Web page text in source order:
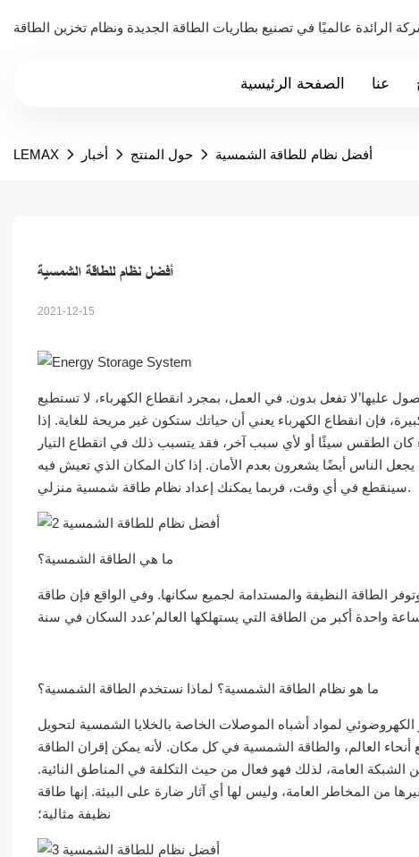
الصفحة الرئيسية عنا
LEMAX أخبار حول المنتج أفضل نظام للطاقة الشمسية
أفضل نظام للطاقة الشمسية
2021-12-15
عليها’لا تفعل بدون. في العمل، بمجرد انقطاع الكهرباء، لا تستطيع
فإن انقطاع الكهرباء يعني أن حياتك ستكون غير مريحة للغاية. إذا
كان الطقس سيئًا أو لأي سبب آخر، فقد يتسبب ذلك في انقطاع التيار
يجعل الناس أيضًا يشعرون بعدم الأمان. إذا كان المكان الذي تعيش فيه
سينقطع في أي وقت، فربما يمكنك إعداد نظام طاقة شمسية منزلي.
ما هي الطاقة الشمسية؟
الطاقة النظيفة والمستدامة لجميع سكانها. وفي الواقع فإن طاقة
ما هو نظام الطاقة الشمسية؟ لماذا نستخدم الطاقة الشمسية؟
لمواد أشباه الموصلات الخاصة بالخلايا الشمسية لتحويل
العالم، والطاقة الشمسية في كل مكان. لأنه يمكن إقران الطاقة
العامة، لذلك فهو فعال من حيث التكلفة في المناطق النائية.
من المخاطر العامة، وليس لها أي آثار ضارة على البيئة. إنها طاقة
نظيفة مثالية؛